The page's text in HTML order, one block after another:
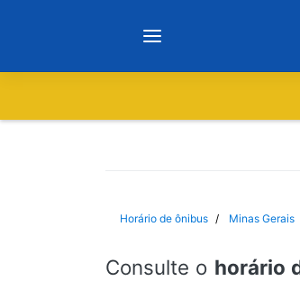
Notícias
Horário de ônibus Minas Gerais
Consulte o horário